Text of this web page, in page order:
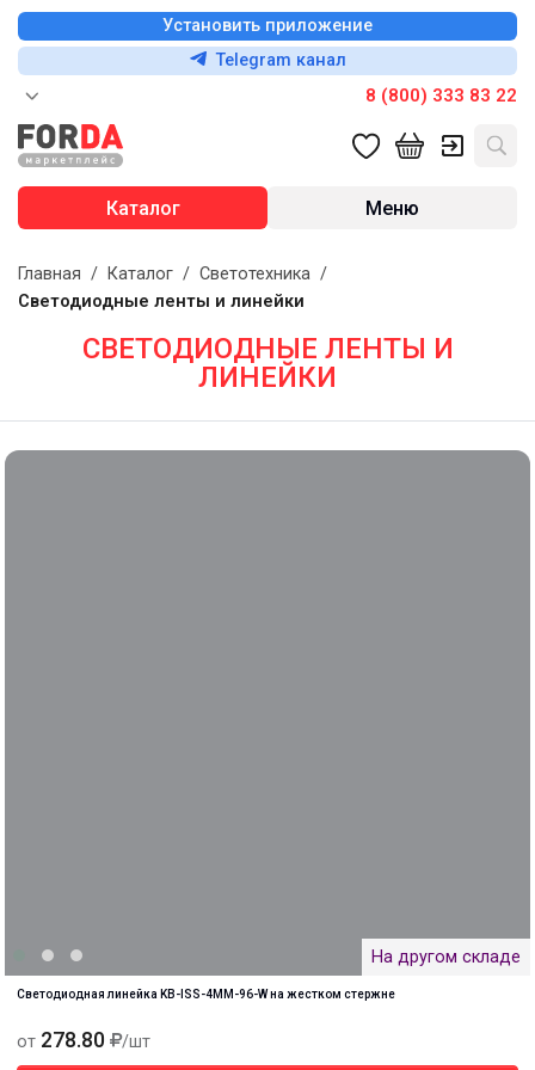
Установить приложение
Telegram канал
8 (800) 333 83 22
Каталог Меню
Главная / Каталог / Светотехника /
Светодиодные ленты и линейки
СВЕТОДИОДНЫЕ ЛЕНТЫ И
ЛИНЕЙКИ
На другом складе
Светодиодная линейка KB-ISS-4MM-96-W на жестком стержне
от 278.80 /шт